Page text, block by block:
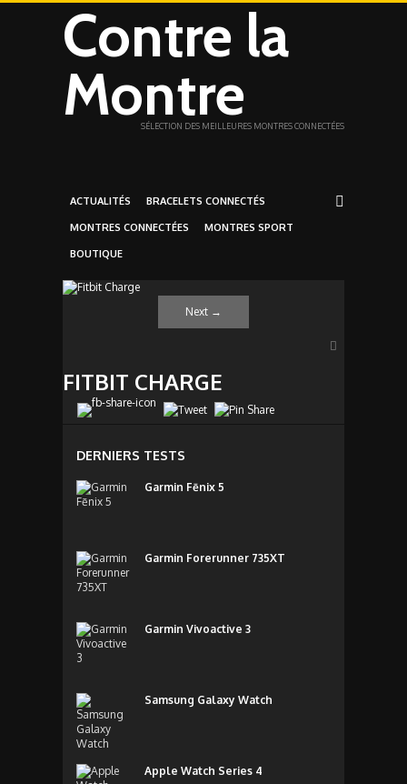
Contre la
Montre
SÉLECTION DES MEILLEURES MONTRES CONNECTÉES
ACTUALITÉS BRACELETS CONNECTÉS
MONTRES CONNECTÉES MONTRES SPORT
BOUTIQUE
Next →
FITBIT CHARGE
DERNIERS TESTS
Garmin Fēnix 5
Garmin Forerunner 735XT
Garmin Vivoactive 3
Samsung Galaxy Watch
Apple Watch Series 4